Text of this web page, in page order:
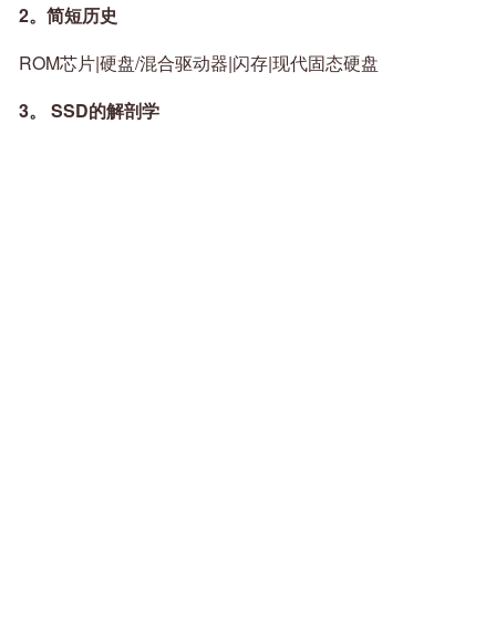
2。简短历史
ROM芯片|硬盘/混合驱动器|闪存|现代固态硬盘
3。 SSD的解剖学